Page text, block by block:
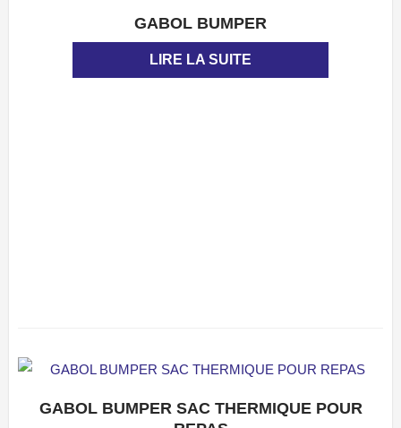
GABOL BUMPER
LIRE LA SUITE
APERÇU
GABOL BUMPER SAC THERMIQUE POUR